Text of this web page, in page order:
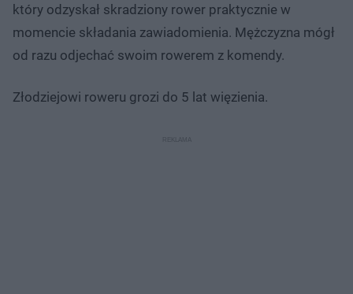
który odzyskał skradziony rower praktycznie w
momencie składania zawiadomienia. Mężczyzna mógł
od razu odjechać swoim rowerem z komendy.
Złodziejowi roweru grozi do 5 lat więzienia.